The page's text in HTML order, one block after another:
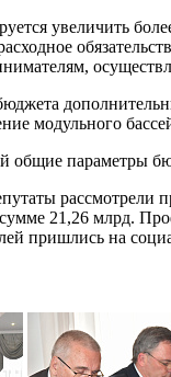
увеличить
модульного
общие параметры
21,26 млрд.
пришлись на